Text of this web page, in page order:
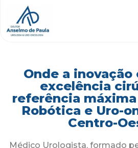
Onde a inovação
excelência
referência
Robótica e Uro-
Centro-
Médico Urologista, formado